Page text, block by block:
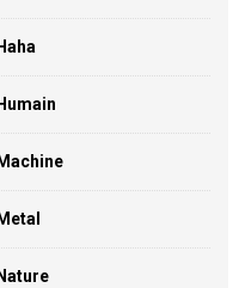
Haha
Humain
Machine
Metal
Nature